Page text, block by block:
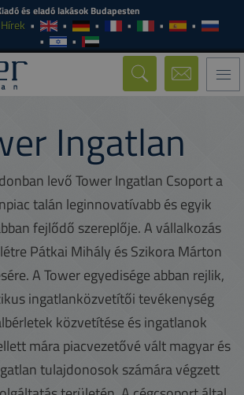
és eladó lakások Budapesten
Hírek
Ingatlan
levő Tower Ingatlan Csoport a
talán leginnovatívabb és egyik
fejlődő szereplője. A vállalkozás
Pátkai Mihály és Szikora Márton
A Tower egyedisége abban rejlik,
ingatlanközvetítői tevékenység
közvetítése és ingatlanok
mára piacvezetővé vált magyar és
tulajdonosok számára végzett